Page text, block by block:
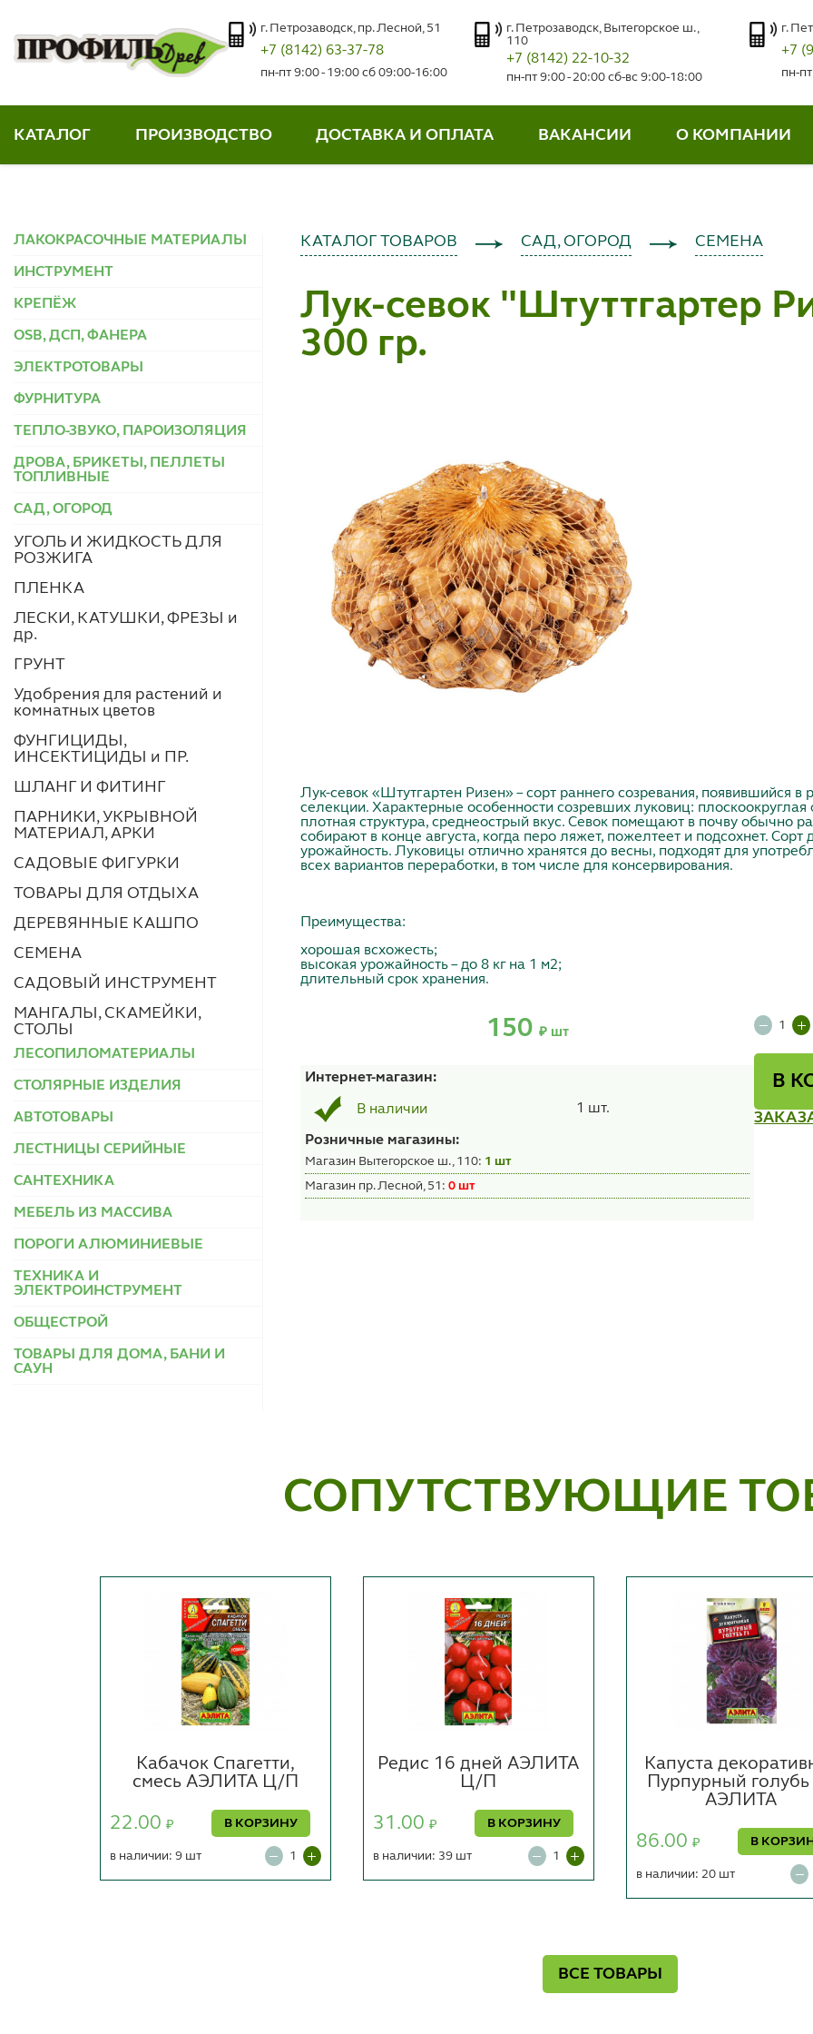
г. Петрозаводск, пр. Лесной, 51
+7 (8142) 63-37-78
пн-пт 9:00 - 19:00 сб 09:00-16:00
г. Петрозаводск, Вытегорское ш.,
110
+7 (8142) 22-10-32
пн-пт 9:00 - 20:00 сб-вс 9:00-18:00
г.
+7
пн-
КАТАЛОГ ПРОИЗВОДСТВО ДОСТАВКА И ОПЛАТА ВАКАНСИИ О КОМПАНИИ
ЛАКОКРАСОЧНЫЕ МАТЕРИАЛЫ
ИНСТРУМЕНТ
КРЕПЁЖ
OSB, ДСП, ФАНЕРА
ЭЛЕКТРОТОВАРЫ
ФУРНИТУРА
ТЕПЛО-ЗВУКО, ПАРОИЗОЛЯЦИЯ
ДРОВА, БРИКЕТЫ, ПЕЛЛЕТЫ
ТОПЛИВНЫЕ
САД, ОГОРОД
УГОЛЬ И ЖИДКОСТЬ ДЛЯ
РОЗЖИГА
ПЛЕНКА
ЛЕСКИ, КАТУШКИ, ФРЕЗЫ и
др.
ГРУНТ
Удобрения для растений и
комнатных цветов
ФУНГИЦИДЫ,
ИНСЕКТИЦИДЫ и ПР.
ШЛАНГ И ФИТИНГ
ПАРНИКИ, УКРЫВНОЙ
МАТЕРИАЛ, АРКИ
САДОВЫЕ ФИГУРКИ
ТОВАРЫ ДЛЯ ОТДЫХА
ДЕРЕВЯННЫЕ КАШПО
СЕМЕНА
САДОВЫЙ ИНСТРУМЕНТ
МАНГАЛЫ, СКАМЕЙКИ,
СТОЛЫ
ЛЕСОПИЛОМАТЕРИАЛЫ
СТОЛЯРНЫЕ ИЗДЕЛИЯ
АВТОТОВАРЫ
ЛЕСТНИЦЫ СЕРИЙНЫЕ
САНТЕХНИКА
МЕБЕЛЬ ИЗ МАССИВА
ПОРОГИ АЛЮМИНИЕВЫЕ
ТЕХНИКА И
ЭЛЕКТРОИНСТРУМЕНТ
ОБЩЕСТРОЙ
ТОВАРЫ ДЛЯ ДОМА, БАНИ И
САУН
КАТАЛОГ ТОВАРОВ САД, ОГОРОД СЕМЕНА
Лук-севок "Штуттгартер
300 гр.
Лук-севок «Штутгартен Ризен» – сорт раннего созревания, появившийся в
селекции. Характерные особенности созревших луковиц:
плотная структура, среднеострый вкус. Севок помещают в почву обычно
собирают в конце августа, когда перо ляжет, пожелтеет и подсохнет. Сорт
урожайность. Луковицы отлично хранятся до весны, подходят для
всех вариантов переработки, в том числе для консервирования.
Преимущества:
хорошая всхожесть;
высокая урожайность – до 8 кг на 1 м2;
длительный срок хранения.
150 ₽ шт
Интернет-магазин:
В наличии 1 шт.
Розничные магазины:
Магазин Вытегорское ш., 110: 1 шт
Магазин пр. Лесной, 51:0 шт
В
СОПУТСТВУЮЩИЕ
Кабачок Спагетти,
смесь АЭЛИТА Ц/П
22.00 ₽ В КОРЗИНУ
в наличии: 9 шт
Редис 16 дней АЭЛИТА
Ц/П
31.00 ₽ В КОРЗИНУ
в наличии: 39 шт
Капуста
Пурпурный голубь
АЭЛИТА
86.00 ₽ В
в наличии: 20 шт
ВСЕ ТОВАРЫ